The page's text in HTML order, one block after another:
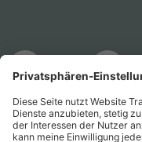
PsychJOB